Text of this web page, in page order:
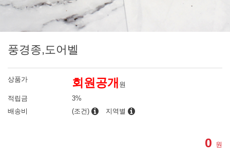
풍경종,도어벨
상품가 회원공개 원
적립금
3%
배송비
(조건) 지역별
0 원